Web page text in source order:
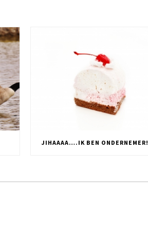
JIHAAAA….IK BEN ONDERNEMER!